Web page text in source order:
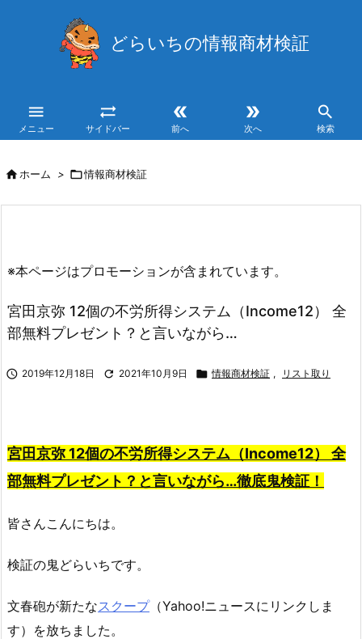
どらいちの情報商材検証

メニュー

サイドバー

前へ

次へ

検索
ホーム > 情報商材検証
※本ページはプロモーションが含まれています。
宮田京弥 12個の不労所得システム（Income12） 全
部無料プレゼント？と言いながら…
 2019年12月18日  2021年10月9日  情報商材検証 , リスト取り
宮田京弥 12個の不労所得システム（Income12） 全
部無料プレゼント？と言いながら…徹底鬼検証！
皆さんこんにちは。
検証の鬼どらいちです。
文春砲が新たなスクープ（Yahoo!ニュースにリンクしま
す）を放ちました。